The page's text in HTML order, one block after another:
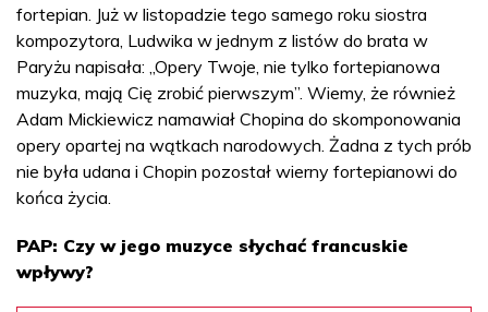
fortepian. Już w listopadzie tego samego roku siostra
kompozytora, Ludwika w jednym z listów do brata w
Paryżu napisała: „Opery Twoje, nie tylko fortepianowa
muzyka, mają Cię zrobić pierwszym”. Wiemy, że również
Adam Mickiewicz namawiał Chopina do skomponowania
opery opartej na wątkach narodowych. Żadna z tych prób
nie była udana i Chopin pozostał wierny fortepianowi do
końca życia.
PAP: Czy w jego muzyce słychać francuskie
wpływy?